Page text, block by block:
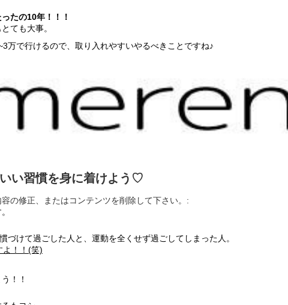
たの10年！！！
ても大事。
万で行けるので、取り入れやすいやるべきことですね♪
い習慣を身に着けよう♡
の修正、またはコンテンツを削除して下さい。:
づけて過ごした人と、運動を全くせず過ごしてしまった人。
よ！！(笑)
！！